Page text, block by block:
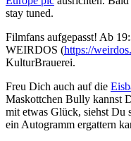
stay tuned.
Filmfans aufgepasst! Ab
WEIRDOS (https://
KulturBrauerei.
Freu Dich auch auf die
Maskottchen Bully kannst
mit etwas Glück, siehst Du
ein Autogramm ergattern